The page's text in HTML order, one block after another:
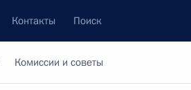
Контакты Поиск
Комиссии и советы